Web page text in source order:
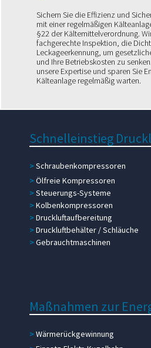
Sichern Sie die Effizienz und
mit einer regelmäßigen
§22 der Kältemittelverordnung.
fachgerechte Inspektion, die
Leckageerkennung, um
und Ihre Betriebskosten zu
unsere Expertise und sparen Sie
Kälteanlage regelmäßig warten.
Schnelleinstieg
>Schraubenkompressoren
>Ölfreie Kompressoren
>Steuerungs-Systeme
>Kolbenkompressoren
>Druckluftaufbereitung
>Druckluftbehälter / Schläuche
>Gebrauchtmaschinen
Maßnahmen zur
>Wärmerückgewinnung